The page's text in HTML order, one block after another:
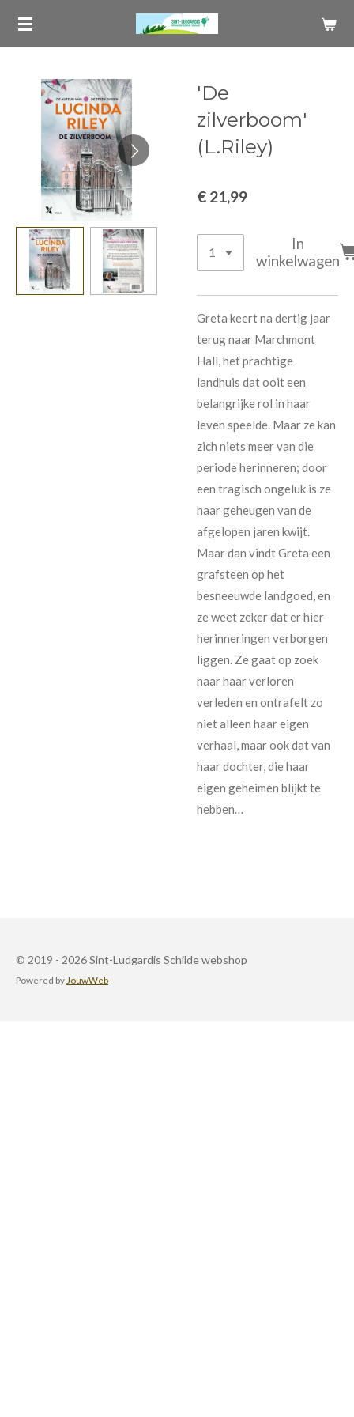
Ga
hoofdinhoud
'De
zilverboom'
(L.Riley)
€ 21,99
In
winkelwagen
Greta keert na dertig jaar
terug naar Marchmont
Hall, het prachtige
landhuis dat ooit een
belangrijke rol in haar
leven speelde. Maar ze kan
zich niets meer van die
periode herinneren; door
een tragisch ongeluk is ze
haar geheugen van de
afgelopen jaren kwijt.
Maar dan vindt Greta een
grafsteen op het
besneeuwde landgoed, en
ze weet zeker dat er hier
herinneringen verborgen
liggen. Ze gaat op zoek
naar haar verloren
verleden en ontrafelt zo
niet alleen haar eigen
verhaal, maar ook dat van
haar dochter, die haar
eigen geheimen blijkt te
© 2019 - 2026 Sint-Ludgardis Schilde webshop
Powered by JouwWeb